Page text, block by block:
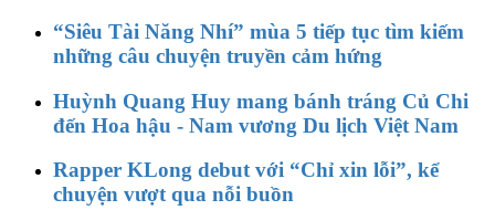
“Siêu Tài Năng Nhí” mùa 5 tiếp tục tìm kiếm
những câu chuyện truyền cảm hứng
Huỳnh Quang Huy mang bánh tráng Củ Chi
đến Hoa hậu - Nam vương Du lịch Việt Nam
Rapper KLong debut với “Chỉ xin lỗi”, kể
chuyện vượt qua nỗi buồn